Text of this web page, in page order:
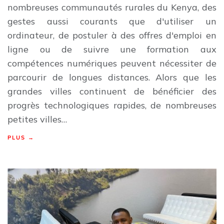
nombreuses communautés rurales du Kenya, des
gestes aussi courants que d'utiliser un
ordinateur, de postuler à des offres d'emploi en
ligne ou de suivre une formation aux
compétences numériques peuvent nécessiter de
parcourir de longues distances. Alors que les
grandes villes continuent de bénéficier des
progrès technologiques rapides, de nombreuses
petites villes…
PLUS →